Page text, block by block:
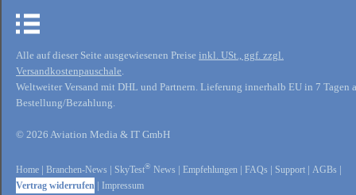
Alle auf dieser Seite ausgewiesenen Preise inkl. USt., ggf. zzgl.
Versandkostenpauschale.
Weltweiter Versand mit DHL und Partnern. Lieferung innerhalb EU in 7 Tagen
Bestellung/Bezahlung.
© 2026 Aviation Media & IT GmbH
Home Branchen-News SkyTest® News Empfehlungen FAQs Support AGBs
Vertrag widerrufen
Impressum